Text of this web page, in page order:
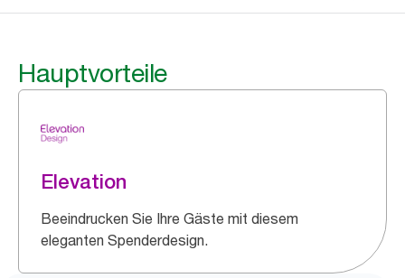
Hauptvorteile
Elevation
Beeindrucken Sie Ihre Gäste mit diesem
eleganten Spenderdesign.